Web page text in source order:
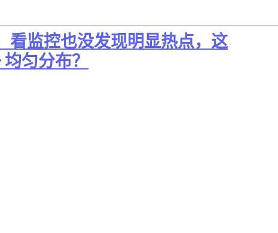
看监控也没发现明显热点，这
匀分布？